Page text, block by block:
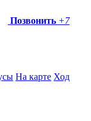
Позвонить +7
На карте Ход